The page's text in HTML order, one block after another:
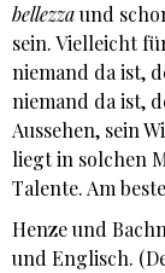
bellezzaund
sein. Vielleicht
niemand da ist,
niemand da ist,
Aussehen, sein
liegt in solchen
Talente. Am
Henze und
und Englisch.